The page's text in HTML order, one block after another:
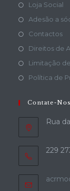
Loja Social
Adesão a
Contactos
Direitos de
Limitação
Política de
Contate-Nos
Rua
229